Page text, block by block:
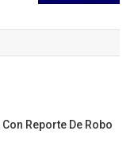
Reporte De Robo